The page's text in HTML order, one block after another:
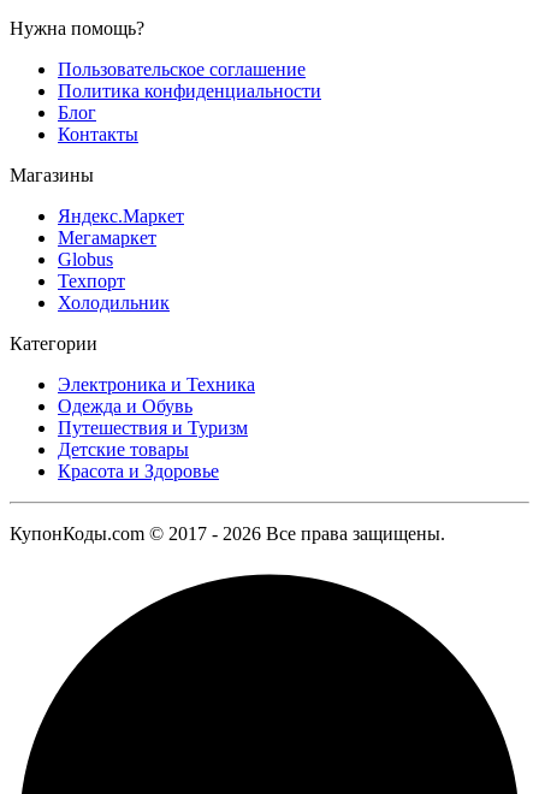
Нужна помощь?
Пользовательское соглашение
Политика конфиденциальности
Блог
Контакты
Магазины
Яндекс.Маркет
Мегамаркет
Globus
Техпорт
Холодильник
Категории
Электроника и Техника
Одежда и Обувь
Путешествия и Туризм
Детские товары
Красота и Здоровье
КупонКоды.com © 2017 - 2026 Все права защищены.